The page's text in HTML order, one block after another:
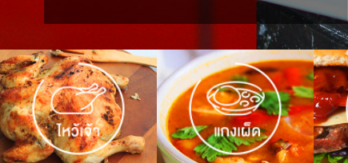
ชั่งตวงเนย